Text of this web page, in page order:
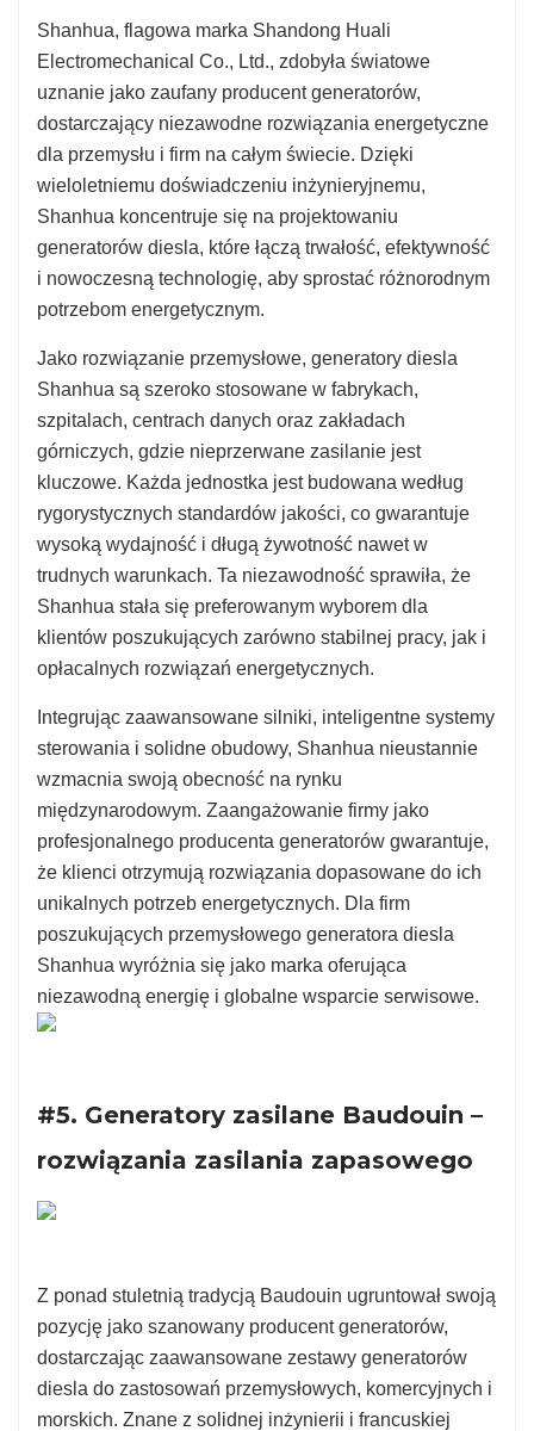
Shanhua, flagowa marka Shandong Huali
Electromechanical Co., Ltd., zdobyła światowe
uznanie jako zaufany producent generatorów,
dostarczający niezawodne rozwiązania energetyczne
dla przemysłu i firm na całym świecie. Dzięki
wieloletniemu doświadczeniu inżynieryjnemu,
Shanhua koncentruje się na projektowaniu
generatorów diesla, które łączą trwałość, efektywność
i nowoczesną technologię, aby sprostać różnorodnym
potrzebom energetycznym.
Jako rozwiązanie przemysłowe, generatory diesla
Shanhua są szeroko stosowane w fabrykach,
szpitalach, centrach danych oraz zakładach
górniczych, gdzie nieprzerwane zasilanie jest
kluczowe. Każda jednostka jest budowana według
rygorystycznych standardów jakości, co gwarantuje
wysoką wydajność i długą żywotność nawet w
trudnych warunkach. Ta niezawodność sprawiła, że
Shanhua stała się preferowanym wyborem dla
klientów poszukujących zarówno stabilnej pracy, jak i
opłacalnych rozwiązań energetycznych.
Integrując zaawansowane silniki, inteligentne systemy
sterowania i solidne obudowy, Shanhua nieustannie
wzmacnia swoją obecność na rynku
międzynarodowym. Zaangażowanie firmy jako
profesjonalnego producenta generatorów gwarantuje,
że klienci otrzymują rozwiązania dopasowane do ich
unikalnych potrzeb energetycznych. Dla firm
poszukujących przemysłowego generatora diesla
Shanhua wyróżnia się jako marka oferująca
niezawodną energię i globalne wsparcie serwisowe.
#5. Generatory zasilane Baudouin –
rozwiązania zasilania zapasowego
Z ponad stuletnią tradycją Baudouin ugruntował swoją
pozycję jako szanowany producent generatorów,
dostarczając zaawansowane zestawy generatorów
diesla do zastosowań przemysłowych, komercyjnych i
morskich. Znane z solidnej inżynierii i francuskiej